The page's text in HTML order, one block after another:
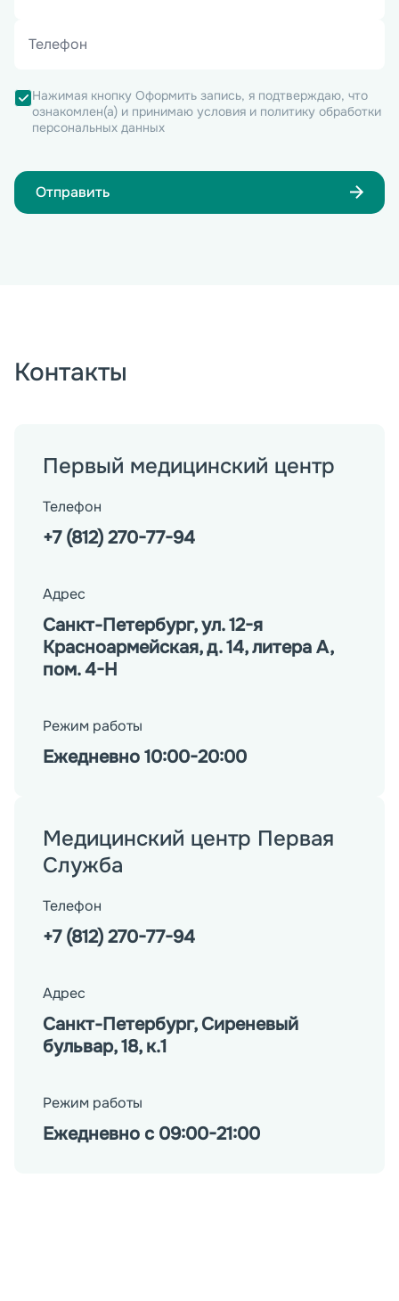
Нажимая кнопку Оформить запись, я подтверждаю, что
ознакомлен(а) и принимаю условия и политику обработки
персональных данных
Отправить
Контакты
Первый медицинский центр
Телефон
+7 (812) 270-77-94
Адрес
Санкт-Петербург, ул. 12-я
Красноармейская, д. 14, литера А,
пом. 4-Н
Режим работы
Ежедневно 10:00-20:00
Медицинский центр Первая
Служба
Телефон
+7 (812) 270-77-94
Адрес
Санкт-Петербург, Сиреневый
бульвар, 18, к.1
Режим работы
Ежедневно с 09:00-21:00